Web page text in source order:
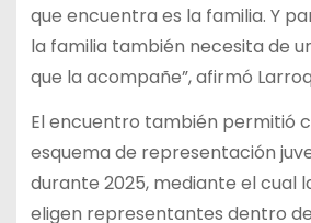
que encuentra es la familia. Y
la familia también necesita de
que la acompañe”, afirmó
El encuentro también permitió
esquema de representación
durante 2025, mediante el cual
eligen representantes dentro